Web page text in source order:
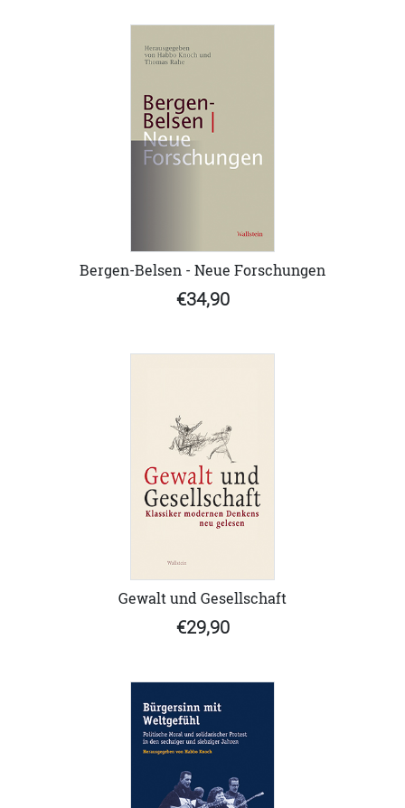
Bergen-Belsen - Neue Forschungen
€34,90
Gewalt und Gesellschaft
€29,90